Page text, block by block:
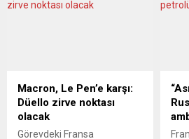
Fransa’da yapılacak
parlamento seçimleri
çerçevesinde yorumluyor.
Macron, Le Pen’e karşı:
Düello zirve noktası
olacak
Görevdeki Fransa